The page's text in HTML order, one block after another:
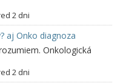
2 dni
aj Onko diagnoza
Onkologická
2 dni